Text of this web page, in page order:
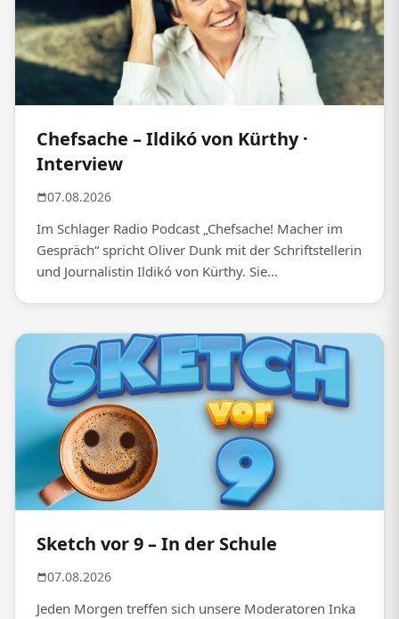
Chefsache – Ildikó von Kürthy ·
Interview
07.08.2026
Im Schlager Radio Podcast „Chefsache! Macher im
Gespräch“ spricht Oliver Dunk mit der Schriftstellerin
und Journalistin Ildikó von Kürthy. Sie...
Sketch vor 9 – In der Schule
07.08.2026
Jeden Morgen treffen sich unsere Moderatoren Inka